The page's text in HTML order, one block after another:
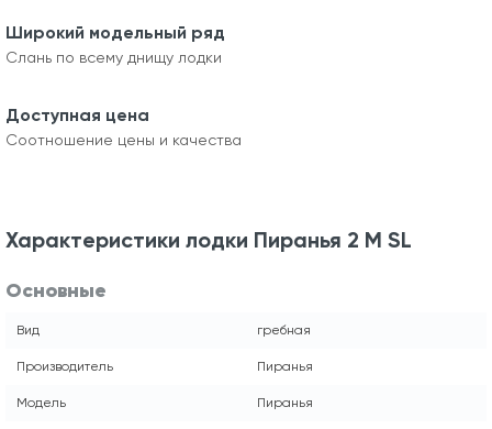
Широкий модельный ряд
Слань по всему днищу лодки
Доступная цена
Соотношение цены и качества
Характеристики лодки Пиранья 2 M SL
Основные
Вид гребная
Производитель Пиранья
Модель Пиранья